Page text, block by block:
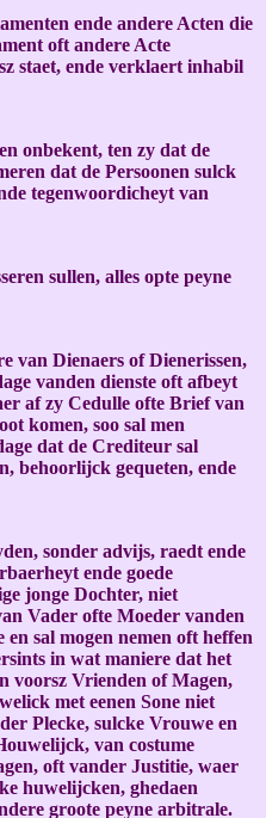
ende andere Acten die
oft andere Acte
staet, ende verklaert inhabil
onbekent, ten zy dat de
dat de Persoonen sulck
tegenwoordicheyt van
sullen, alles opte peyne
van Dienaers of Dienerissen,
vanden dienste oft afbeyt
af zy Cedulle ofte Brief van
komen, soo sal men
dat de Crediteur sal
behoorlijck gequeten, ende
sonder advijs, raedt ende
ende goede
jonge Dochter, niet
Vader ofte Moeder vanden
sal mogen nemen oft heffen
in wat maniere dat het
voorsz Vrienden of Magen,
met eenen Sone niet
Plecke, sulcke Vrouwe en
van costume
oft vander Justitie, waer
huwelijcken, ghedaen
groote peyne arbitrale.